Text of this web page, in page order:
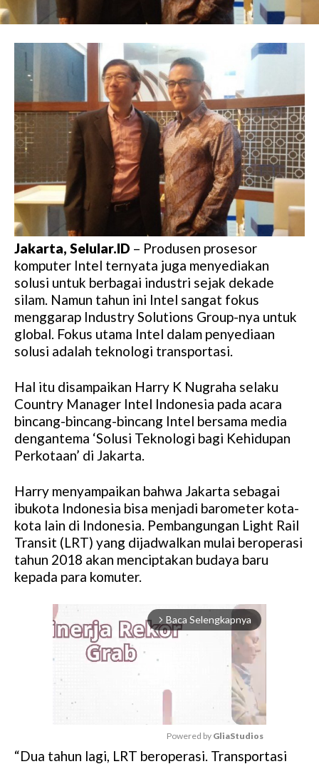
Jakarta, Selular.ID – Produsen prosesor
komputer Intel ternyata juga menyediakan
solusi untuk berbagai industri sejak dekade
silam. Namun tahun ini Intel sangat fokus
menggarap Industry Solutions Group-nya untuk
global. Fokus utama Intel dalam penyediaan
solusi adalah teknologi transportasi.
Hal itu disampaikan Harry K Nugraha selaku
Country Manager Intel Indonesia pada acara
bincang-bincang-bincang Intel bersama media
dengantema ‘Solusi Teknologi bagi Kehidupan
Perkotaan’ di Jakarta.
Harry menyampaikan bahwa Jakarta sebagai
ibukota Indonesia bisa menjadi barometer kota-
kota lain di Indonesia. Pembangungan Light Rail
Transit (LRT) yang dijadwalkan mulai beroperasi
tahun 2018 akan menciptakan budaya baru
kepada para komuter.
arrow_forward_ios Baca Selengkapnya
Powered by GliaStudios
“Dua tahun lagi, LRT beroperasi. Transportasi